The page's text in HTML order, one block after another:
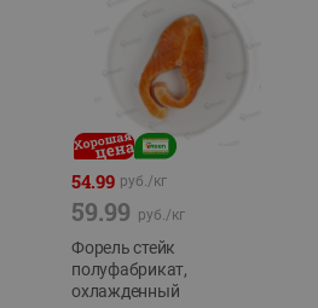
54.99 руб./кг
59.99 руб./кг
Форель стейк
полуфабрикат,
охлажденный